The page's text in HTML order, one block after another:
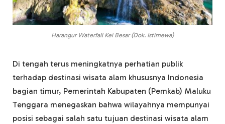
Harangur Waterfall Kei Besar (Dok. Istimewa)
Di tengah terus meningkatnya perhatian publik
terhadap destinasi wisata alam khususnya Indonesia
bagian timur, Pemerintah Kabupaten (Pemkab) Maluku
Tenggara menegaskan bahwa wilayahnya mempunyai
posisi sebagai salah satu tujuan destinasi wisata alam